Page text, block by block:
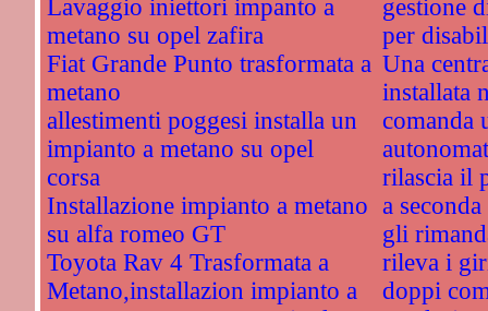
Lavaggio iniettori impanto a
metano su opel zafira
Fiat Grande Punto trasformata a
metano
allestimenti poggesi installa un
impianto a metano su opel
corsa
Installazione impianto a metano
su alfa romeo GT
Toyota Rav 4 Trasformata a
Metano,installazion impianto a
gestione
per
Una
installata
comanda
rilascia il
a
gli
rileva i
doppi